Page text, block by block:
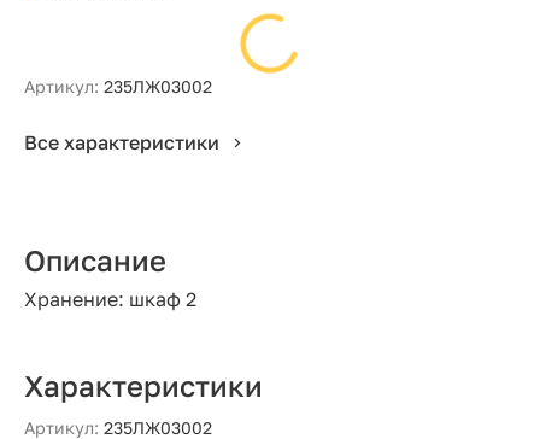
Артикул: 235ЛЖ03002
Все характеристики
Описание
Хранение: шкаф 2
Характеристики
Артикул: 235ЛЖ03002